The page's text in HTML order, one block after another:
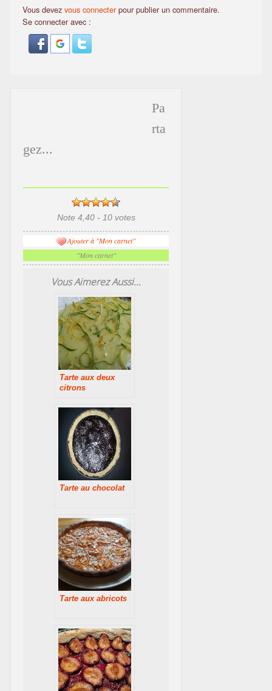
Vous devez vous connecterpour publier un commentaire.
Se connecter avec :
Pa
rta
gez...
Note 4,40 - 10 votes
Ajouter à "Mon carnet"
"Mon carnet"
Vous Aimerez Aussi...
Tarte aux deux
citrons
Tarte au chocolat
Tarte aux abricots